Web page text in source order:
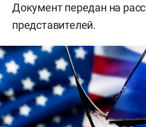
Документ передан на
представителей.